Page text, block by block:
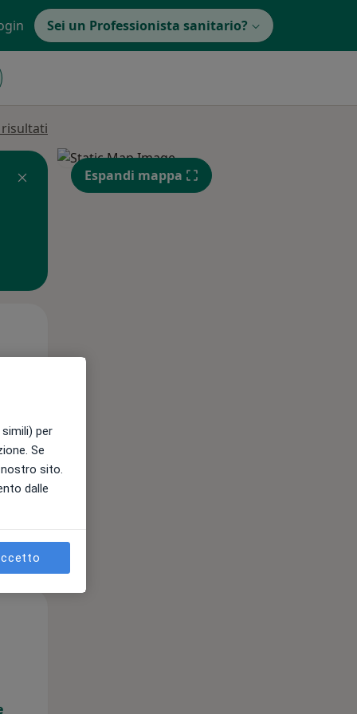
Sei un Professionista sanitario?
Espandi mappa
per
Se
sito.
dalle